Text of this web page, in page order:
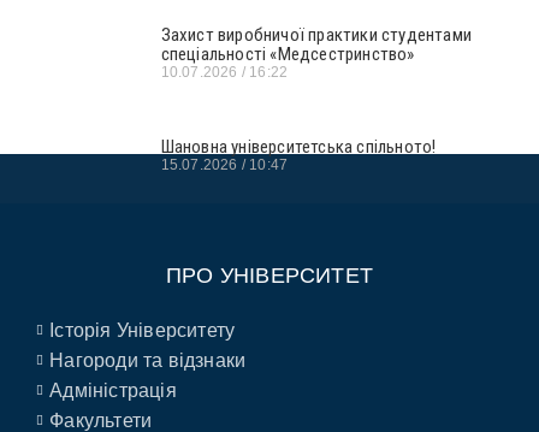
Захист виробничої практики студентами
спеціальності «Медсестринство»
10.07.2026 16:22
Шановна університетська спільното!
15.07.2026 10:47
ПРО УНІВЕРСИТЕТ
Історія Університету
Нагороди та відзнаки
Адміністрація
Факультети